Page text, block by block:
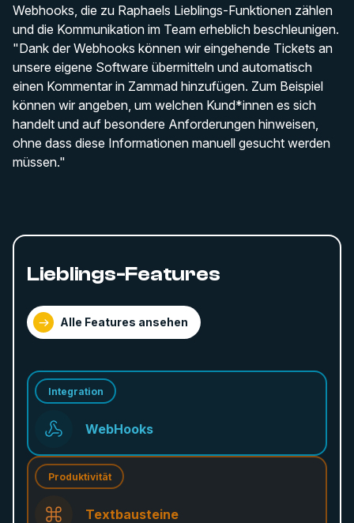
Webhooks, die zu Raphaels Lieblings-Funktionen zählen
und die Kommunikation im Team erheblich beschleunigen.
"Dank der Webhooks können wir eingehende Tickets an
unsere eigene Software übermitteln und automatisch
einen Kommentar in Zammad hinzufügen. Zum Beispiel
können wir angeben, um welchen Kund*innen es sich
handelt und auf besondere Anforderungen hinweisen,
ohne dass diese Informationen manuell gesucht werden
müssen."
Lieblings-Features
Alle Features ansehen
Integration
WebHooks
Produktivität
Textbausteine